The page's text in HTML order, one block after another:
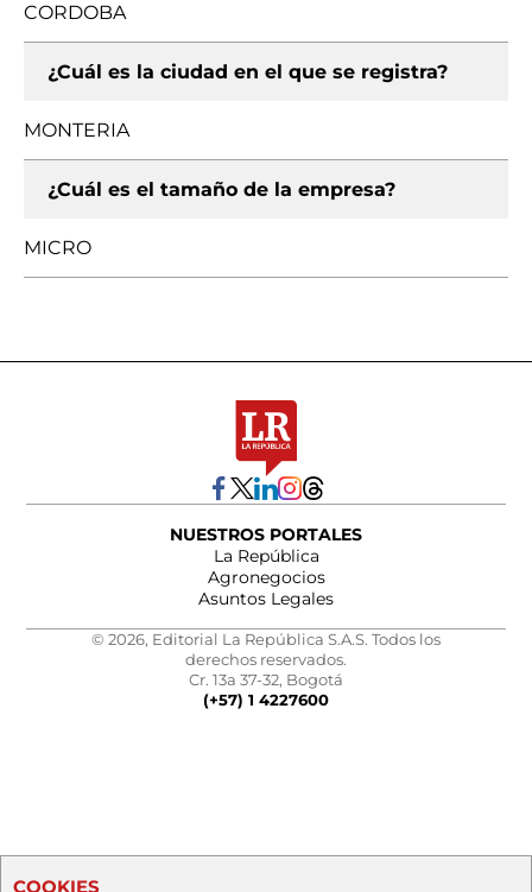
CORDOBA
¿Cuál es la ciudad en el que se registra?
MONTERIA
¿Cuál es el tamaño de la empresa?
MICRO
NUESTROS PORTALES
La República
Agronegocios
Asuntos Legales
© 2026, Editorial La República S.A.S. Todos los
derechos reservados.
Cr. 13a 37-32, Bogotá
(+57) 1 4227600
COOKIES